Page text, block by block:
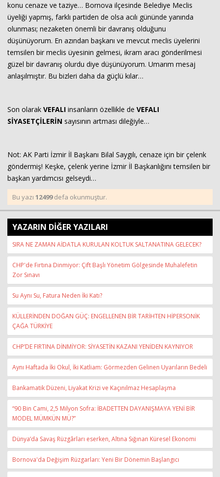
konu cenaze ve taziye… Bornova ilçesinde Belediye Meclis
üyeliği yapmış, farklı partiden de olsa acılı gününde yanında
olunması; nezaketen önemli bir davranış olduğunu
düşünüyorum. En azından başkanı ve mevcut meclis üyelerini
temsilen bir meclis üyesinin gelmesi, ikram aracı gönderilmesi
güzel bir davranış olurdu diye düşünüyorum. Umarım mesaj
anlaşılmıştır. Bu bizleri daha da güçlü kılar…
Son olarak VEFALI insanların özellikle de VEFALI
SİYASETÇİLERİN sayısının artması dileğiyle…
Not: AK Parti İzmir İl Başkanı Bilal Saygılı, cenaze için bir çelenk
göndermiş! Keşke, çelenk yerine İzmir İl Başkanlığını temsilen bir
başkan yardımcısı gelseydi…
Bu yazı 12499defa okunmuştur.
YAZARIN DİĞER YAZILARI
SIRA NE ZAMAN AİDATLA KURULAN KOLTUK SALTANATINA GELECEK?
CHP'de Fırtına Dinmiyor: Çift Başlı Yönetim Gölgesinde Muhalefetin
Zor Sınavı
Su Aynı Su, Fatura Neden İki Katı?
KÜLLERİNDEN DOĞAN GÜÇ: ENGELLENEN BİR TARİHTEN HİPERSONİK
ÇAĞA TÜRKİYE
CHP’DE FIRTINA DİNMİYOR: SİYASETİN KAZANI YENİDEN KAYNIYOR
Aynı Haftada İki Okul, İki Katliam: Görmezden Gelinen Uyarıların Bedeli
Bankamatik Düzeni, Liyakat Krizi ve Kaçınılmaz Hesaplaşma
“90 Bin Cami, 2,5 Milyon Sofra: İBADETTEN DAYANIŞMAYA YENİ BİR
MODEL MÜMKÜN MÜ?”
Dünya’da Savaş Rüzgârları eserken, Altına Sığınan Küresel Ekonomi
Bornova'da Değişim Rüzgarları: Yeni Bir Dönemin Başlangıcı